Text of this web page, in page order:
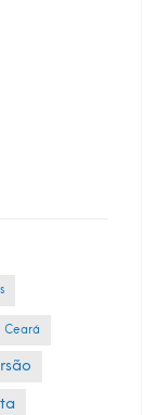
Ceará